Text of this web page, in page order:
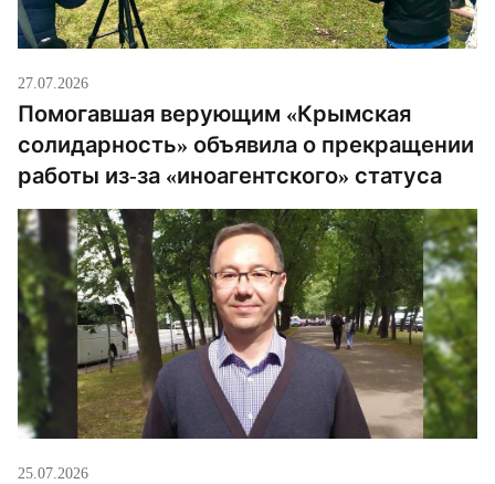
27.07.2026
Помогавшая верующим «Крымская
солидарность» объявила о прекращении
работы из-за «иноагентского» статуса
25.07.2026